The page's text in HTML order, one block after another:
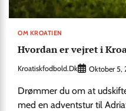
OM KROATIEN
Hvordan er vejret i
Kroatiskfodbold.dk Oktober 5,
Drømmer du om at
med en adventstur til